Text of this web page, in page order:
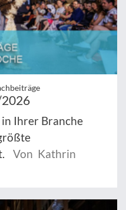
2026
Ihrer Branche
Von Kathrin